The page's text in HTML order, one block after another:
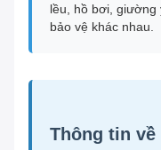
lều, hồ bơi, giường
bảo vệ khác nhau.
Thông tin về